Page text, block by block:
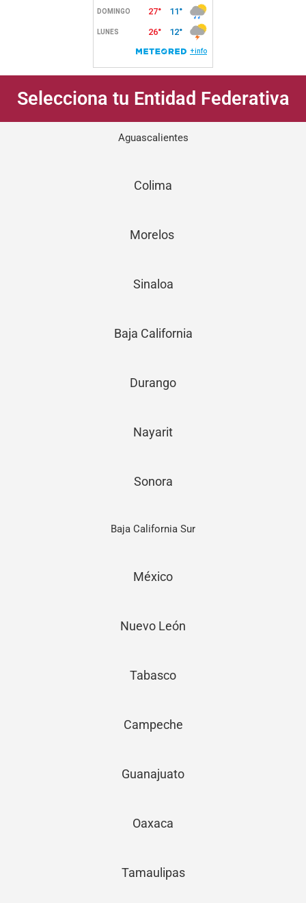
Selecciona tu Entidad Federativa
Aguascalientes
Colima
Morelos
Sinaloa
Baja California
Durango
Nayarit
Sonora
Baja California Sur
México
Nuevo León
Tabasco
Campeche
Guanajuato
Oaxaca
Tamaulipas